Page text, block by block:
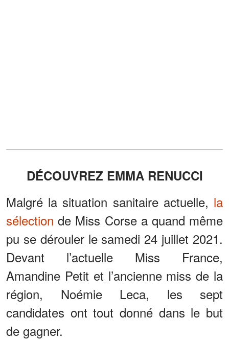
DÉCOUVREZ EMMA RENUCCI
Malgré la situation sanitaire actuelle, la
sélection de Miss Corse a quand même
pu se dérouler le samedi 24 juillet 2021.
Devant l’actuelle Miss France,
Amandine Petit et l’ancienne miss de la
région, Noémie Leca, les sept
candidates ont tout donné dans le but
de gagner.